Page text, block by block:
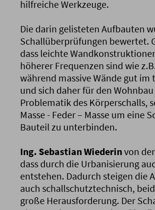
hilfreiche Werkzeuge.
Die darin gelisteten Aufbauten
Schallüberprüfungen bewertet.
dass leichte
höherer Frequenzen sind wie
während massive Wände gut
und sich daher für den
Problematik des Körperschalls,
Masse - Feder – Masse um eine
Bauteil zu unterbinden.
Ing. Sebastian Wiederinvon
dass durch die Urbanisierung
entstehen. Dadurch steigen die
auch schallschutztechnisch,
große Herausforderung. Der